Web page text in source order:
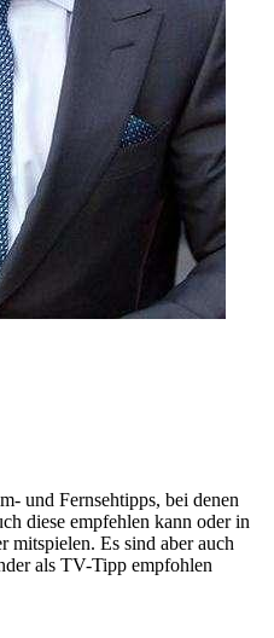
und Fernsehtipps, bei denen
diese empfehlen kann oder in
mitspielen. Es sind aber auch
als TV-Tipp empfohlen